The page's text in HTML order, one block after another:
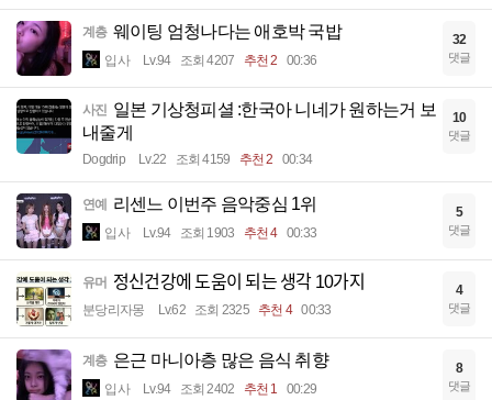
계층 웨이팅 엄청나다는 애호박 국밥
입사 Lv.94 조회 4207 추천 2 00:36
32
댓글
사진 일본 기상청피셜 :한국아 니네가 원하는거 보
내줄게
Dogdrip Lv.22 조회 4159 추천 2 00:34
10
댓글
연예 리센느 이번주 음악중심 1위
입사 Lv.94 조회 1903 추천 4 00:33
5
댓글
유머 정신건강에 도움이 되는 생각 10가지
분당리자몽 Lv.62 조회 2325 추천 4 00:33
4
댓글
계층 은근 마니아층 많은 음식 취향
입사 Lv.94 조회 2402 추천 1 00:29
8
댓글